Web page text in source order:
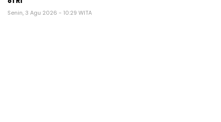
Senin, 3 Agu 2026 - 10:29 WITA